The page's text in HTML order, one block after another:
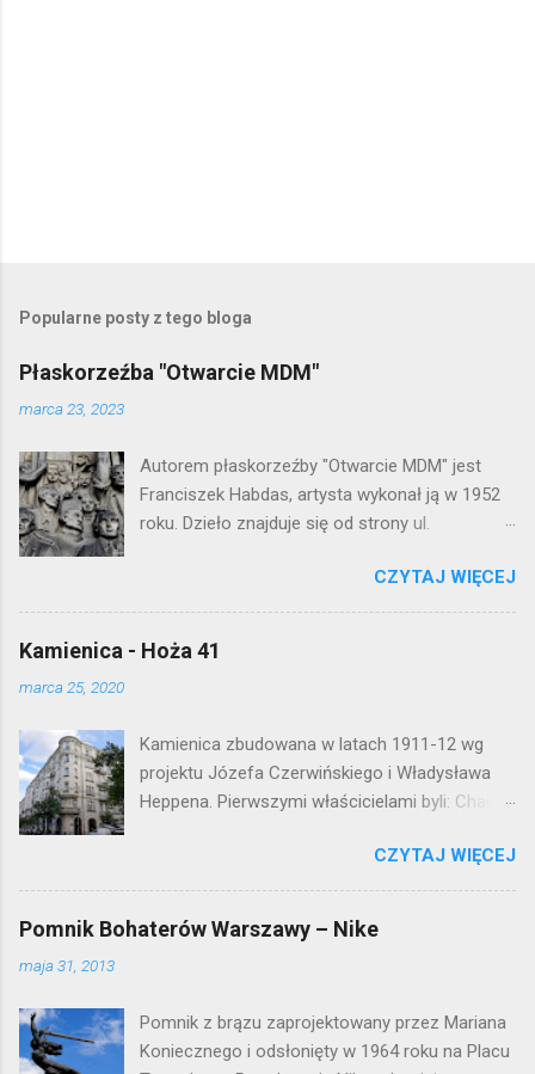
e
i
j
o
m
e
n
t
a
Popularne posty z tego bloga
Płaskorzeźba "Otwarcie MDM"
marca 23, 2023
Autorem płaskorzeźby "Otwarcie MDM" jest
Franciszek Habdas, artysta wykonał ją w 1952
roku. Dzieło znajduje się od strony ul.
warszawskiej flagowej inwestycji
mieszkaniowej lat 50. Lokalizacja: Śródmieście
CZYTAJ WIĘCEJ
Kamienica - Hoża 41
marca 25, 2020
Kamienica zbudowana w latach 1911-12 wg
projektu Józefa Czerwińskiego i Władysława
Heppena. Pierwszymi właścicielami byli: Chaim
kamienica była zamieszkała przez
pracowników Elektrowni Warszawskiej. Ten
okazały budynek wyszedł bez szwanku z II
wojny światowej. Lokalizacja: Śródmieście
CZYTAJ WIĘCEJ
Pomnik Bohaterów Warszawy – Nike
maja 31, 2013
Pomnik z brązu zaprojektowany przez Mariana
Koniecznego i odsłonięty w 1964 roku na Placu